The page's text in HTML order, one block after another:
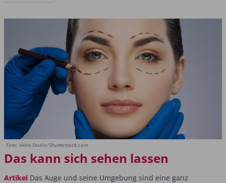
Foto: Veles Studio/Shutterstock.com
Das kann sich sehen lassen
Artikel Das Auge und seine Umgebung sind eine ganz